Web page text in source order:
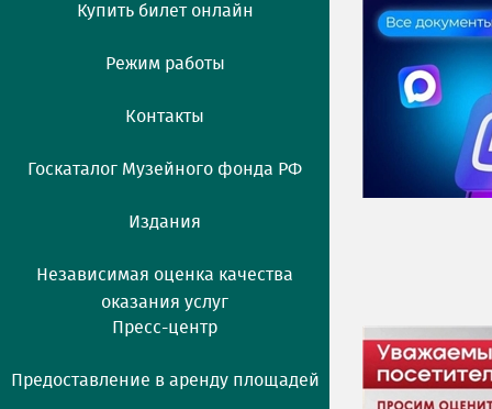
Купить билет онлайн
Режим работы
Контакты
Госкаталог Музейного фонда РФ
Издания
Независимая оценка качества
оказания услуг
Пресс-центр
Предоставление в аренду площадей